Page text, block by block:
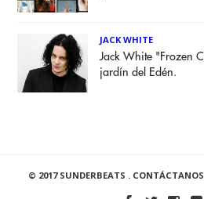
JACK WHITE
Jack White "Frozen
jardín del Edén.
© 2017 SUNDERBEATS . CONTÁCTANOS